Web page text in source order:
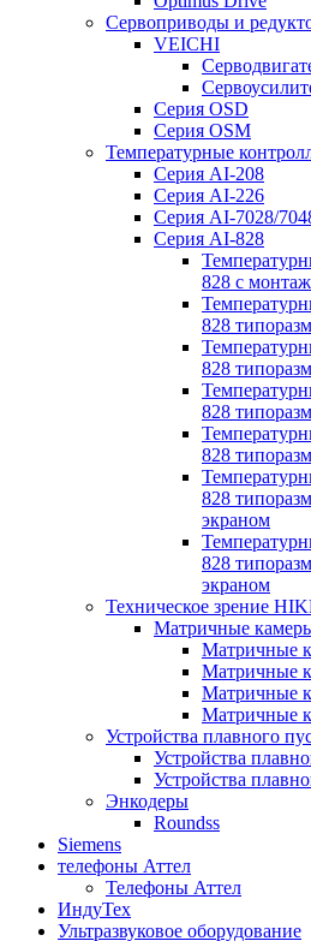
Сервоприводы и
VEICHI
Серия OSD
Серия OSM
Температурные
Серия AI-208
Серия AI-226
Серия AI-7028/
Серия AI-828
828 с
828
828
828
828
828
экраном
828
экраном
Техническое зрение
Матричные
Матричные
Матричные
Матричные
Матричные
Устройства плавного
Устройства
Устройства
Энкодеры
Roundss
Siemens
телефоны Аттел
Телефоны Аттел
ИндуТех
Ультразвуковое оборудование